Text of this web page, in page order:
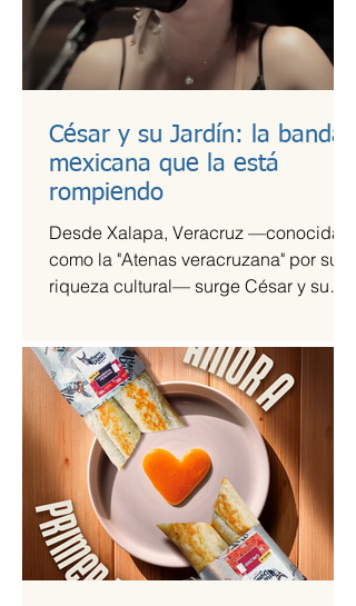
César y su Jardín: la banda
mexicana que la está
rompiendo
Desde Xalapa, Veracruz —conocida
como la "Atenas veracruzana" por su
riqueza cultural— surge César y su
en la escena de la música de fusión.